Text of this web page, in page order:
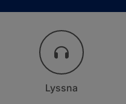
Lyssna